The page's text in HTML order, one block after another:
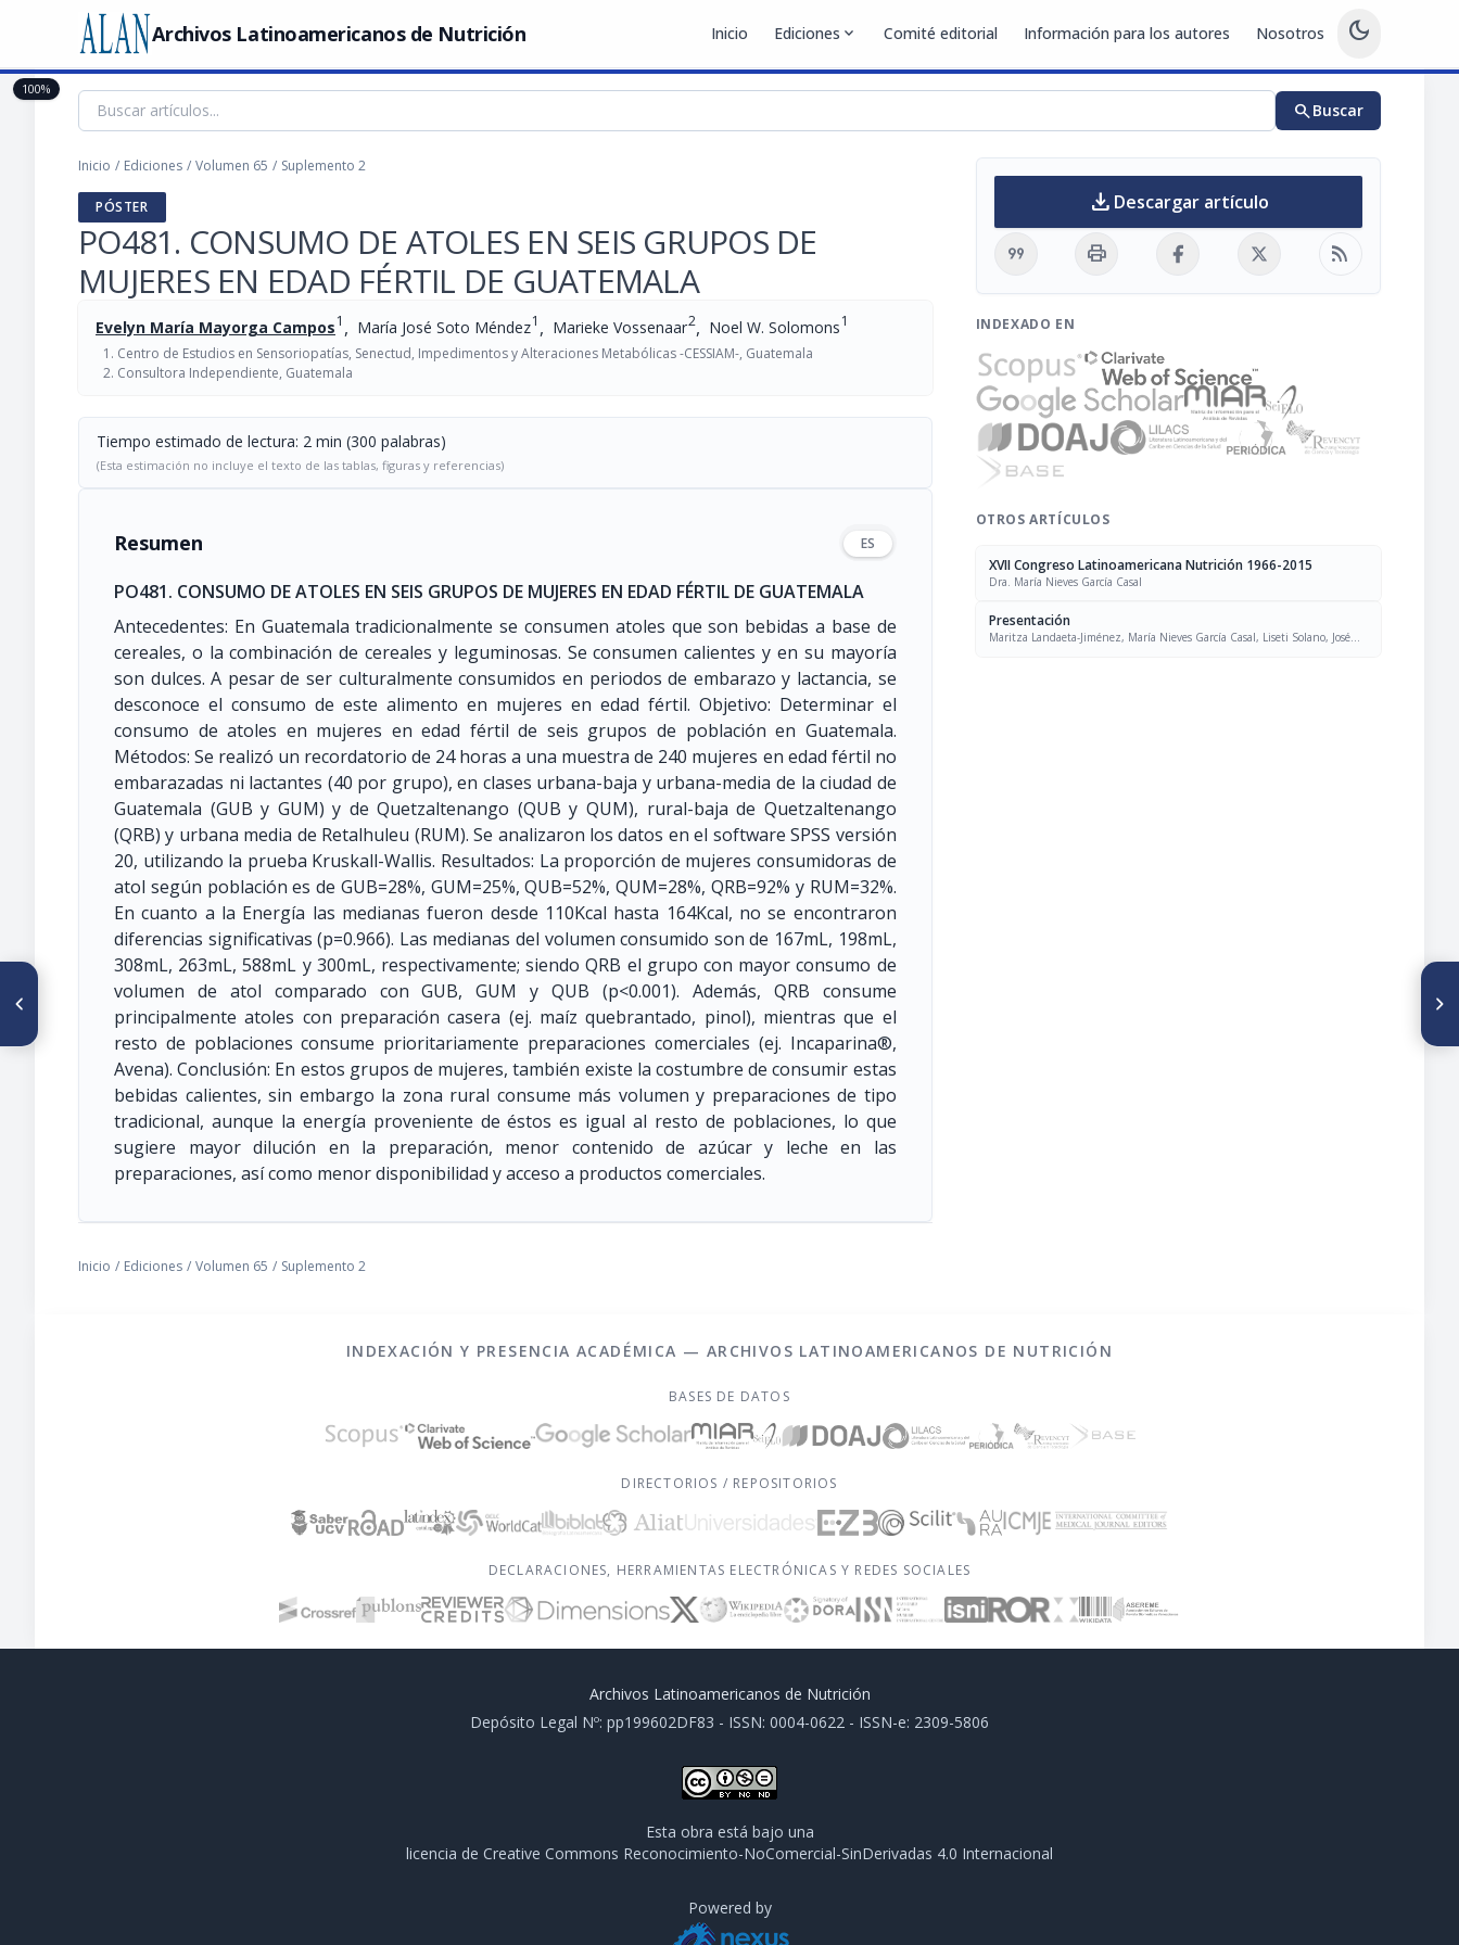
Archivos Latinoamericanos de Nutrición Inicio Ediciones expand_more Comité editorial Información para los autores Nosotros dark_mode
searchBuscar
Inicio / Ediciones / Volumen 65 / Suplemento 2
PÓSTER
PO481. CONSUMO DE ATOLES EN SEIS GRUPOS DE
MUJERES EN EDAD FÉRTIL DE GUATEMALA
Evelyn María Mayorga Campos1 , María José Soto Méndez1 , Marieke Vossenaar2, Noel W. Solomons1
Centro de Estudios en Sensoriopatías, Senectud, Impedimentos y Alteraciones Metabólicas -CESSIAM-, Guatemala
Consultora Independiente, Guatemala
Tiempo estimado de lectura: 2 min (300 palabras)
(Esta estimación no incluye el texto de las tablas, figuras y referencias)
Resumen ES
PO481. CONSUMO DE ATOLES EN SEIS GRUPOS DE MUJERES EN EDAD FÉRTIL DE GUATEMALA
Antecedentes: En Guatemala tradicionalmente se consumen atoles que son bebidas a base de
cereales, o la combinación de cereales y leguminosas. Se consumen calientes y en su mayoría
son dulces. A pesar de ser culturalmente consumidos en periodos de embarazo y lactancia, se
desconoce el consumo de este alimento en mujeres en edad fértil. Objetivo: Determinar el
consumo de atoles en mujeres en edad fértil de seis grupos de población en Guatemala.
Métodos: Se realizó un recordatorio de 24 horas a una muestra de 240 mujeres en edad fértil no
embarazadas ni lactantes (40 por grupo), en clases urbana-baja y urbana-media de la ciudad de
Guatemala (GUB y GUM) y de Quetzaltenango (QUB y QUM), rural-baja de Quetzaltenango
(QRB) y urbana media de Retalhuleu (RUM). Se analizaron los datos en el software SPSS versión
20, utilizando la prueba Kruskall-Wallis. Resultados: La proporción de mujeres consumidoras de
atol según población es de GUB=28%, GUM=25%, QUB=52%, QUM=28%, QRB=92% y RUM=32%.
En cuanto a la Energía las medianas fueron desde 110Kcal hasta 164Kcal, no se encontraron
diferencias significativas (p=0.966). Las medianas del volumen consumido son de 167mL, 198mL,
308mL, 263mL, 588mL y 300mL, respectivamente; siendo QRB el grupo con mayor consumo de
volumen de atol comparado con GUB, GUM y QUB (p<0.001). Además, QRB consume
principalmente atoles con preparación casera (ej. maíz quebrantado, pinol), mientras que el
resto de poblaciones consume prioritariamente preparaciones comerciales (ej. Incaparina®,
Avena). Conclusión: En estos grupos de mujeres, también existe la costumbre de consumir estas
bebidas calientes, sin embargo la zona rural consume más volumen y preparaciones de tipo
tradicional, aunque la energía proveniente de éstos es igual al resto de poblaciones, lo que
sugiere mayor dilución en la preparación, menor contenido de azúcar y leche en las
preparaciones, así como menor disponibilidad y acceso a productos comerciales.
Inicio / Ediciones / Volumen 65 / Suplemento 2
download Descargar artículo
format_quote print rss_feed
INDEXADO EN
OTROS ARTÍCULOS
XVII Congreso Latinoamericana Nutrición 1966-2015
Dra. María Nieves García Casal
Presentación
Maritza Landaeta-Jiménez, María Nieves García Casal, Liseti Solano, José
100%
ARTÍCULO ANTERIOR
PO480. CONSUMO DE FRUTAS
EN POBLACIONES
PERIURBANAS: CONOCIENDO
LAS RAZONES PARA EL
CAMBIO DE
COMPORTAMIENTO
INDEXACIÓN Y PRESENCIA ACADÉMICA — ARCHIVOS LATINOAMERICANOS DE NUTRICIÓN
BASES DE DATOS
DIRECTORIOS / REPOSITORIOS
DECLARACIONES, HERRAMIENTAS ELECTRÓNICAS Y REDES SOCIALES
Archivos Latinoamericanos de Nutrición
Depósito Legal Nº: pp199602DF83 - ISSN: 0004-0622 - ISSN-e: 2309-5806
Esta obra está bajo una
licencia de Creative Commons Reconocimiento-NoComercial-SinDerivadas 4.0 Internacional
Powered by